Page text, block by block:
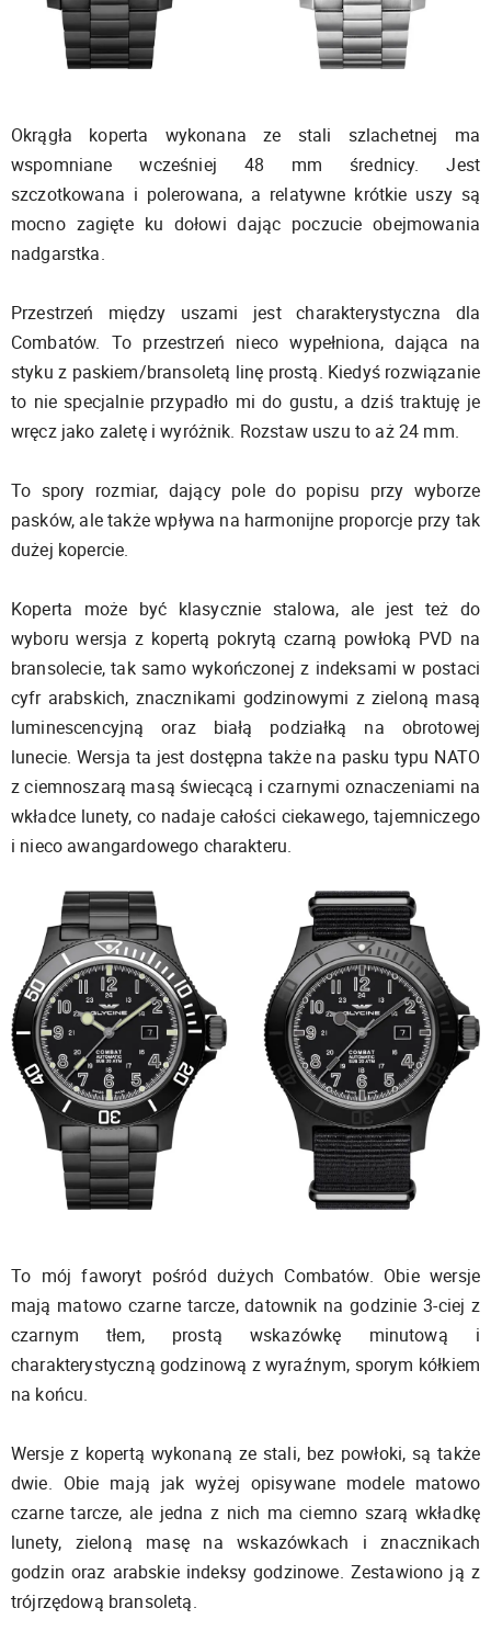
Okrągła koperta wykonana ze stali szlachetnej ma
wspomniane wcześniej 48 mm średnicy. Jest
szczotkowana i polerowana, a relatywne krótkie uszy są
mocno zagięte ku dołowi dając poczucie obejmowania
nadgarstka.
Przestrzeń między uszami jest charakterystyczna dla
Combatów. To przestrzeń nieco wypełniona, dająca na
styku z paskiem/bransoletą linę prostą. Kiedyś rozwiązanie
to nie specjalnie przypadło mi do gustu, a dziś traktuję je
wręcz jako zaletę i wyróżnik. Rozstaw uszu to aż 24 mm.
To spory rozmiar, dający pole do popisu przy wyborze
pasków, ale także wpływa na harmonijne proporcje przy tak
dużej kopercie.
Koperta może być klasycznie stalowa, ale jest też do
wyboru wersja z kopertą pokrytą czarną powłoką PVD na
bransolecie, tak samo wykończonej z indeksami w postaci
cyfr arabskich, znacznikami godzinowymi z zieloną masą
luminescencyjną oraz białą podziałką na obrotowej
lunecie. Wersja ta jest dostępna także na pasku typu NATO
z ciemnoszarą masą świecącą i czarnymi oznaczeniami na
wkładce lunety, co nadaje całości ciekawego, tajemniczego
i nieco awangardowego charakteru.
To mój faworyt pośród dużych Combatów. Obie wersje
mają matowo czarne tarcze, datownik na godzinie 3-ciej z
czarnym tłem, prostą wskazówkę minutową i
charakterystyczną godzinową z wyraźnym, sporym kółkiem
na końcu.
Wersje z kopertą wykonaną ze stali, bez powłoki, są także
dwie. Obie mają jak wyżej opisywane modele matowo
czarne tarcze, ale jedna z nich ma ciemno szarą wkładkę
lunety, zieloną masę na wskazówkach i znacznikach
godzin oraz arabskie indeksy godzinowe. Zestawiono ją z
trójrzędową bransoletą.